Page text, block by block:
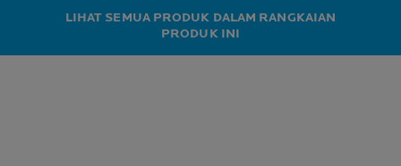
LIHAT SEMUA PRODUK DALAM RANGKAIAN
PRODUK INI